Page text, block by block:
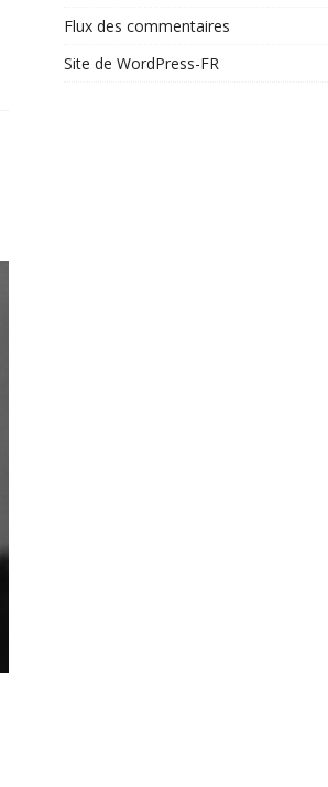
Flux des commentaires
Site de WordPress-FR